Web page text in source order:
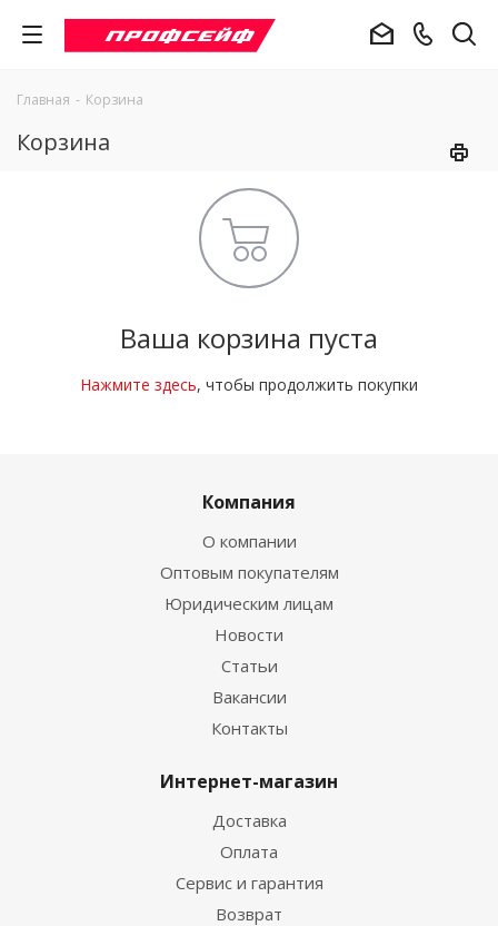
Главная - Корзина
Корзина
Ваша корзина пуста
Нажмите здесь, чтобы продолжить покупки
Компания
О компании
Оптовым покупателям
Юридическим лицам
Новости
Статьи
Вакансии
Контакты
Интернет-магазин
Доставка
Оплата
Сервис и гарантия
Возврат